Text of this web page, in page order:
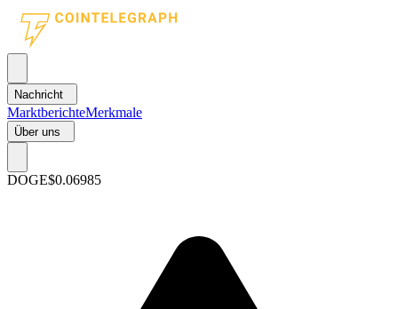
Nachricht
MarktberichteMerkmale
Über uns
DOGE$0.06985